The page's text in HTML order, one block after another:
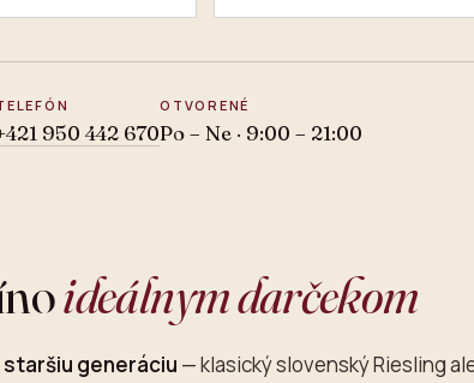
950 442 670
OTVORENÉ
Po – Ne · 9:00 – 21:00
ideálnym darčekom
generáciu — klasický slovenský Riesling